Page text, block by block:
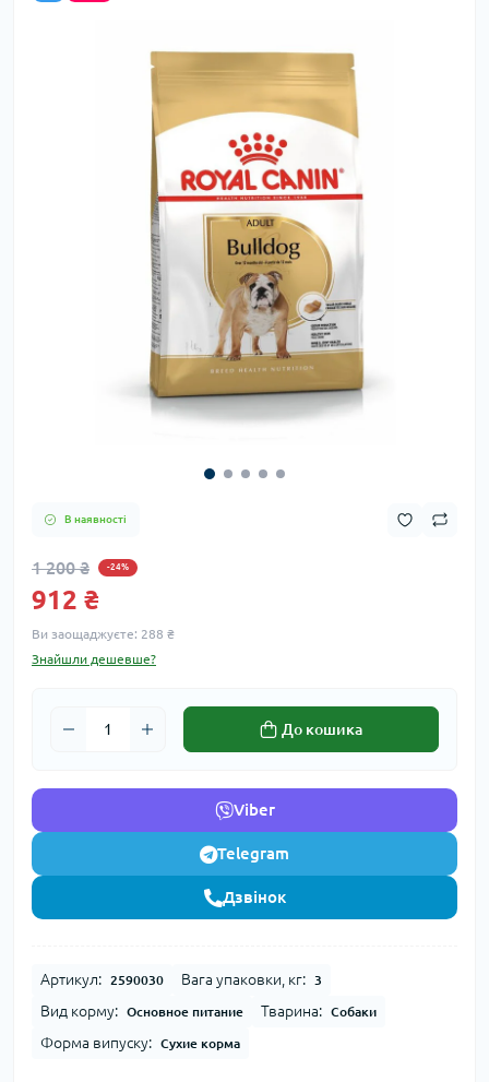
В наявності
1 200 ₴ -24%
912 ₴
Ви заощаджуєте: 288 ₴
Знайшли дешевше?
До кошика
Viber
Telegram
Дзвінок
Артикул: 2590030 Вага упаковки, кг: 3
Вид корму: Основное питание Тварина: Собаки
Форма випуску: Сухие корма